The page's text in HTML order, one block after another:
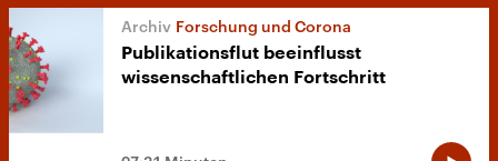
Forschung und Corona
Publikationsflut beeinflusst
wissenschaftlichen Fortschritt